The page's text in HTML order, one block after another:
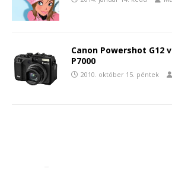
Canon Powershot G12
P7000
2010. október 15. péntek